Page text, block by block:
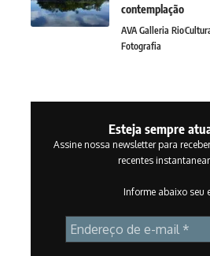
contemplação
AVA Galleria Rio
Fotografia
Esteja sempre
Assine nossa newsletter para
recentes
Informe abaixo seu